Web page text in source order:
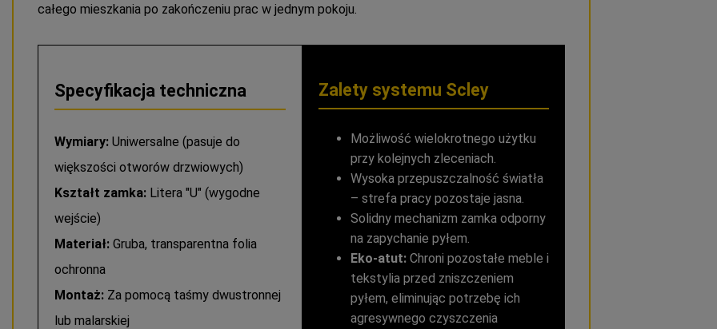
całego mieszkania po zakończeniu prac w jednym pokoju.
Specyfikacja techniczna
Wymiary: Uniwersalne (pasuje do
większości otworów drzwiowych)
Kształt zamka: Litera "U" (wygodne
wejście)
Materiał: Gruba, transparentna folia
ochronna
Montaż: Za pomocą taśmy dwustronnej
lub malarskiej
Zalety systemu Scley
Możliwość wielokrotnego użytku
przy kolejnych zleceniach.
Wysoka przepuszczalność światła
– strefa pracy pozostaje jasna.
Solidny mechanizm zamka odporny
na zapychanie pyłem.
Eko-atut:Chroni pozostałe meble i
tekstylia przed zniszczeniem
pyłem, eliminując potrzebę ich
agresywnego czyszczenia